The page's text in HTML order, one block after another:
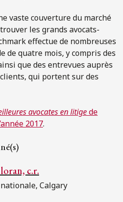
vaste couverture du marché
les grands avocats-
effectue de nombreuses
de quatre mois, y compris des
que des entrevues auprès
qui portent sur des
avocates en litigede
2017.
c.r.
Calgary